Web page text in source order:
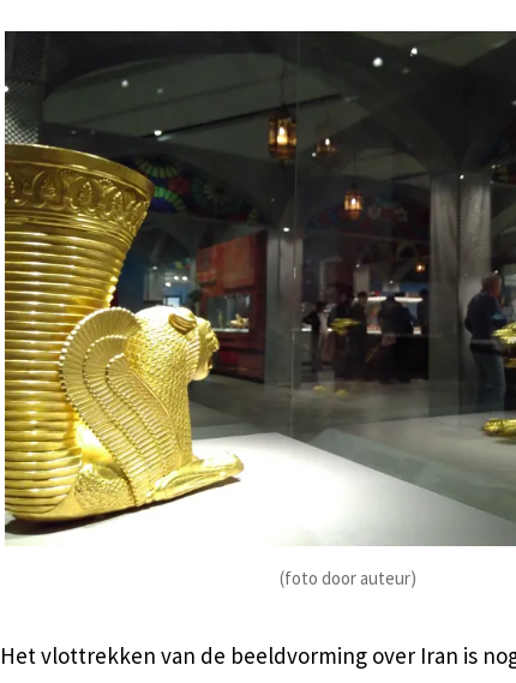
(foto door auteur)
Het vlottrekken van de beeldvorming over Iran is